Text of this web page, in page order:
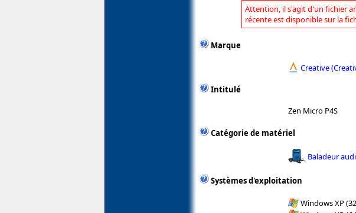
Attention, il s'agit d'un fichier
récente est disponible sur la
Marque
Creative
Intitulé
Zen Micro P4S
Catégorie de matériel
Baladeur
Systèmes d'exploitation
Windows XP